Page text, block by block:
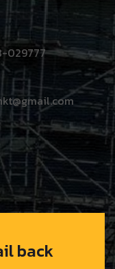
029777
back